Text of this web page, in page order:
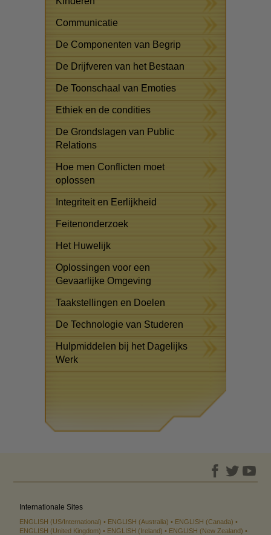
Communicatie
De Componenten van Begrip
De Drijfveren van het Bestaan
De Toonschaal van Emoties
Ethiek en de condities
De Grondslagen van Public
Relations
Hoe men Conflicten moet
oplossen
Integriteit en Eerlijkheid
Feitenonderzoek
Het Huwelijk
Oplossingen voor een
Gevaarlijke Omgeving
Taakstellingen en Doelen
De Technologie van Studeren
Hulpmiddelen bij het Dagelijks
Werk
Internationale Sites
ENGLISH (US/International) ENGLISH (Australia)
ENGLISH (Canada)
ENGLISH (United Kingdom)
ENGLISH (Ireland) ENGLISH (New Zealand)